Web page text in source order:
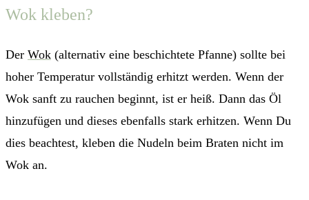
Wok kleben?
Der Wok (alternativ eine beschichtete Pfanne) sollte bei
hoher Temperatur vollständig erhitzt werden. Wenn der
Wok sanft zu rauchen beginnt, ist er heiß. Dann das Öl
hinzufügen und dieses ebenfalls stark erhitzen. Wenn Du
dies beachtest, kleben die Nudeln beim Braten nicht im
Wok an.